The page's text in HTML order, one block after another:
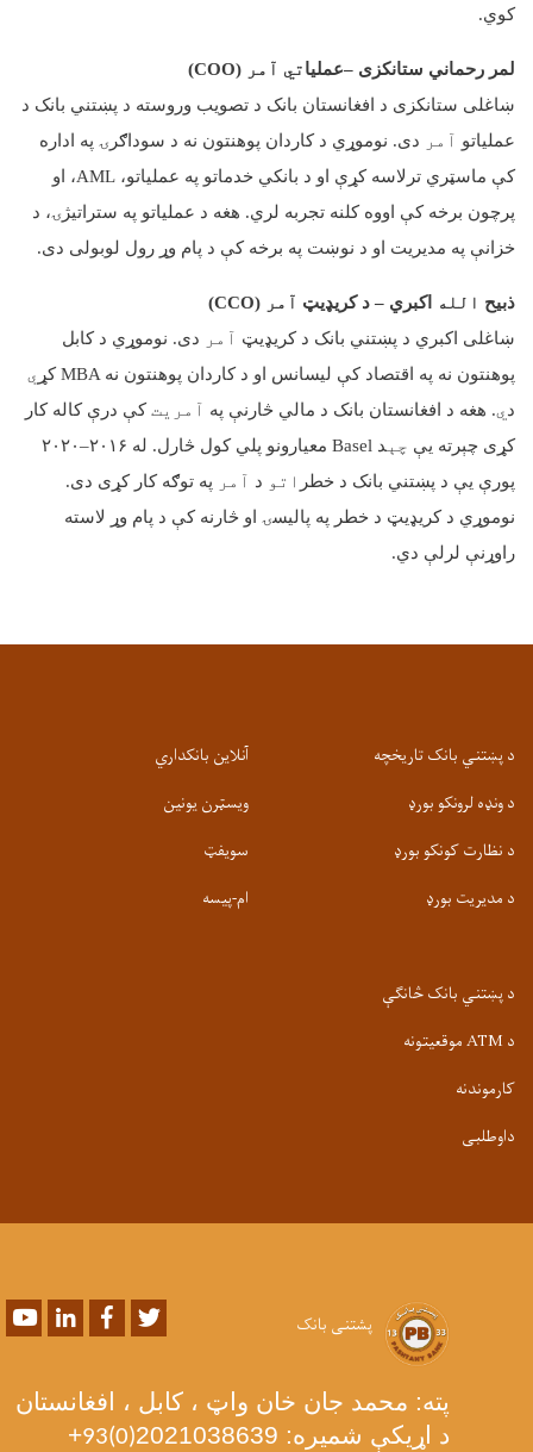
کوي.
لمر رحماني ستانکزی –عملیاتي آمر (COO)
ښاغلی ستانکزی د افغانستان بانک د تصویب وروسته د پښتني بانک د
عملیاتو آمر
دی. نوموړي د کاردان پوهنتون نه د سوداګرۍ په اداره
کې ماسټري ترلاسه کړې او د بانکي خدماتو په عملیاتو، AML، او
پرچون برخه کې اووه کلنه تجربه لري. هغه د عملیاتو په ستراتیژۍ، د
خزانې په مدیریت او د نوښت په برخه کې د پام وړ رول لوبولی دی.
ذبیح الله اکبري – د کریډیټ آمر (CCO)
ښاغلی اکبري د پښتني بانک د کریډیټ آمر
دی. نوموړي د کابل
پوهنتون نه په اقتصاد کې لیسانس او د کاردان پوهنتون نه MBAکړ ي
دي. هغه د افغانستان بانک د مالي څارنې په آمریتکې درې کاله کار
کړی چېرته یې چېد Basel معیارونو پلي کول څارل. له ۲۰۱۶–۲۰۲۰
پورې یې د پښتني بانک د خطر اتو د آمر
په توګه کار کړی دی.
نوموړي د کریډیټ د خطر په پالیسۍ او څارنه کې د پام وړ لاسته
راوړنې لرلې دي.
د پښتني بانک تاریخچه
د ونډه لرونکو بورډ
د نظارت کونکو بورډ
د مدیریت بورډ
آنلاین بانکداري
ویسټرن یونین
سویفټ
ام-پيسه
د پښتني بانک څانګې
د ATM موقعیتونه
کارموندنه
داوطلبی
پشتنی بانک YoutubeLinkedInFacebook
پته: محمد جان خان واټ ، کابل ، افغانستان
د اړیکې شمیره: 2021038639
93(0)
+